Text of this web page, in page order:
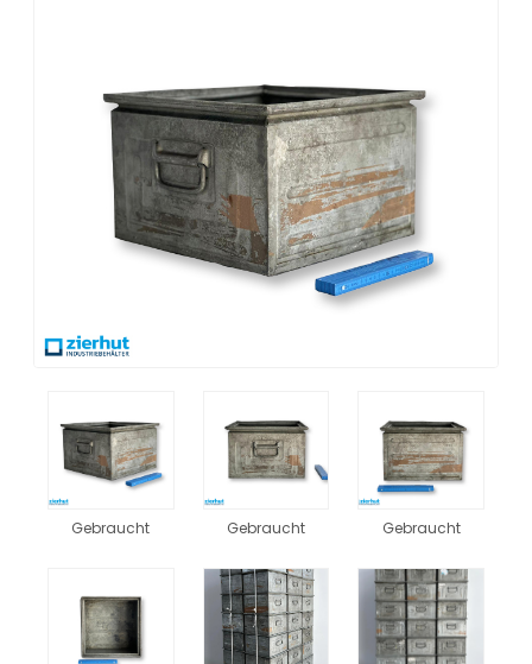
Gebraucht Gebraucht Gebraucht